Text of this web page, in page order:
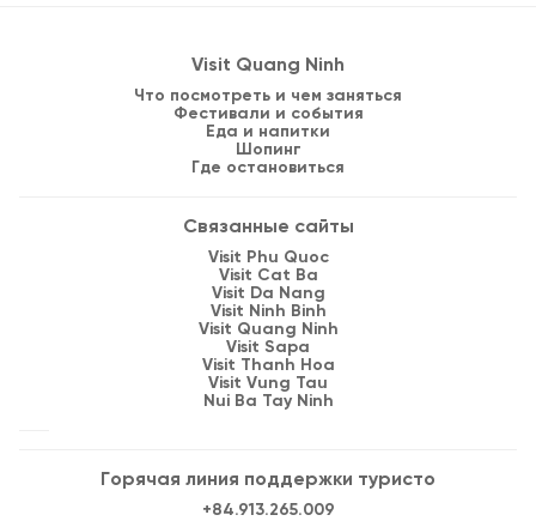
Visit Quang Ninh
Что посмотреть и чем заняться
Фестивали и события
Еда и напитки
Шопинг
Где остановиться
Связанные сайты
Visit Phu Quoc
Visit Cat Ba
Visit Da Nang
Visit Ninh Binh
Visit Quang Ninh
Visit Sapa
Visit Thanh Hoa
Visit Vung Tau
Nui Ba Tay Ninh
Горячая линия поддержки туристо
+84.913.265.009